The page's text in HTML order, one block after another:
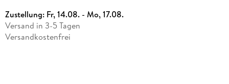
Zustellung: Fr, 14.08. - Mo, 17.08.
Versand in 3-5 Tagen
Versandkostenfrei